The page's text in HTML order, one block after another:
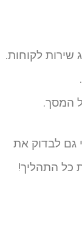
לקוחות.
המסך.
גם לבדוק את
כל התהליך!